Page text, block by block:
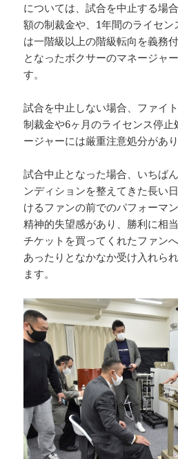
については、試合を中止する場
額の制裁金や、1年間のライセ
は一階級以上の階級転向を義務
となったボクサーのマネージャ
す。
試合を中止しない場合、ファイ
制裁金や6ヶ月のライセンス停
ージャーには厳重注意処分があり
試合中止となった場合、いちば
ンディションを整えてきた長い
けるファンの前でのパフォーマ
精神的失望感があり、勝利に相
チケットを買ってくれたファン
あったりとなかなか受け入れら
ます。